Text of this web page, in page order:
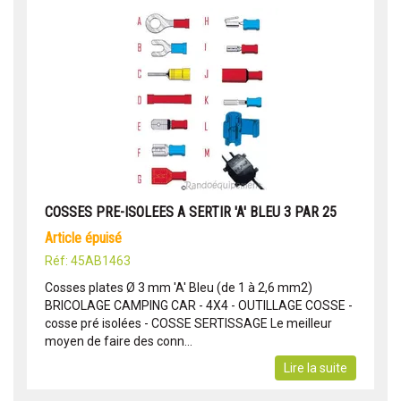
COSSES PRE-ISOLEES A SERTIR 'A' BLEU 3 PAR 25
article épuisé
Réf: 45AB1463
Cosses plates Ø 3 mm 'A' Bleu (de 1 à 2,6 mm2)
BRICOLAGE CAMPING CAR - 4X4 - OUTILLAGE COSSE -
cosse pré isolées - COSSE SERTISSAGE Le meilleur
moyen de faire des conn...
Lire la suite